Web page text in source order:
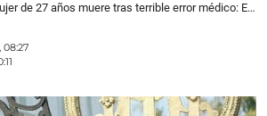
Mujer de 27 años muere tras terrible error médico: Embalsamada viva en la mesa de operaciones
08:27